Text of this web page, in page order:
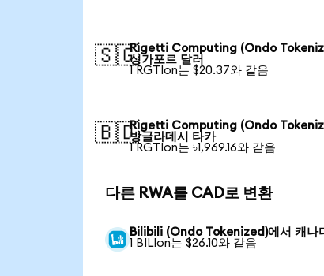
🇸🇬Rigetti Computing (Ondo
싱가포르 달러
1 RGTIon는 $20.37와 같음
🇧🇩Rigetti Computing (Ondo
방글라데시 타카
1 RGTIon는 ৳1,969.16와 같음
다른 RWA를 CAD로 변환
Bilibili (Ondo Tokenized)에서 캐나
1 BILIon는 $26.10와 같음